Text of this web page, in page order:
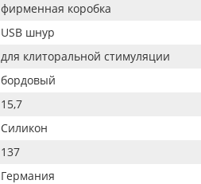
фирменная коробка
USB шнур
для клиторальной стимуляции
бордовый
15,7
Силикон
137
Германия